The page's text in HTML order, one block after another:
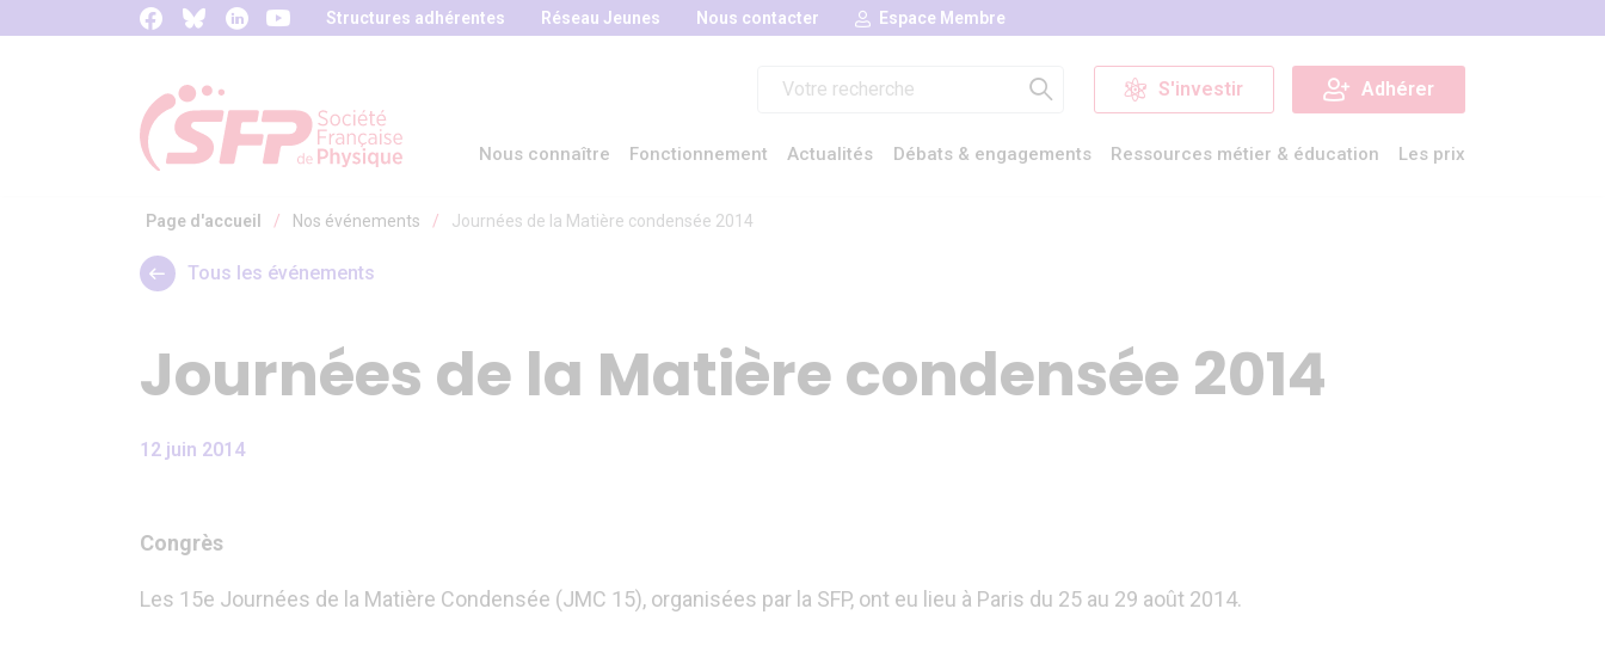
Panneau de gestion des cookies Structures adhérentes Réseau Jeunes Nous contacter Espace Membre
S'investir Adhérer
Nous connaître Fonctionnement Actualités Débats & engagements Ressources métier & éducation Les prix
Page d'accueil / Nos événements / Journées de la Matière condensée 2014
Tous les événements
Journées de la Matière condensée 2014
12 juin 2014
Congrès
Les 15e Journées de la Matière Condensée (JMC 15), organisées par la SFP, ont eu lieu à Paris du 25 au 29 août 2014.